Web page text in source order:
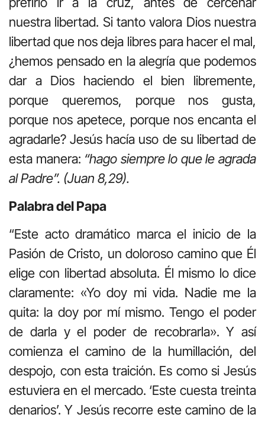
nuestra libertad. Si tanto valora Dios nuestra
libertad que nos deja libres para hacer el mal,
¿hemos pensado en la alegría que podemos
dar a Dios haciendo el bien libremente,
porque queremos, porque nos gusta,
porque nos apetece, porque nos encanta el
agradarle? Jesús hacía uso de su libertad de
esta manera: “hago siempre lo que le agrada
al Padre”. (Juan 8,29).
Palabra del Papa
“Este acto dramático marca el inicio de la
Pasión de Cristo, un doloroso camino que Él
elige con libertad absoluta. Él mismo lo dice
claramente: «Yo doy mi vida. Nadie me la
quita: la doy por mí mismo. Tengo el poder
de darla y el poder de recobrarla». Y así
comienza el camino de la humillación, del
despojo, con esta traición. Es como si Jesús
estuviera en el mercado. ‘Este cuesta treinta
denarios’. Y Jesús recorre este camino de la